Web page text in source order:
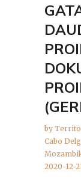
by
Cabo
2020-12-